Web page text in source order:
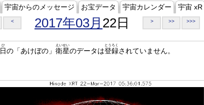
宇宙からのメッセージ お宝データ 宇宙カレンダー 宇宙 xR
< 2017年03月 22日 > >> >>>
日
ひ
の「あけぼの」 衛星
えいせい
のデータは登録
とうろく
されていません。